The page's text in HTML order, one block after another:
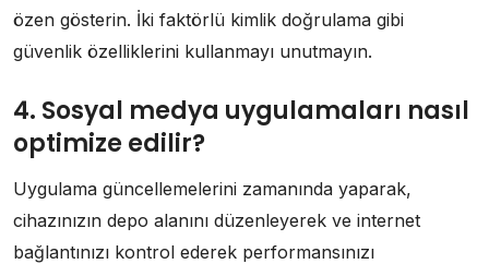
özen gösterin. İki faktörlü kimlik doğrulama gibi
güvenlik özelliklerini kullanmayı unutmayın.
4. Sosyal medya uygulamaları nasıl
optimize edilir?
Uygulama güncellemelerini zamanında yaparak,
cihazınızın depo alanını düzenleyerek ve internet
bağlantınızı kontrol ederek performansınızı